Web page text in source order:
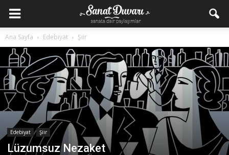
Ana Sayfa Edebiyat Şiir
Edebiyat Şiir
Lüzumsuz Nezaket